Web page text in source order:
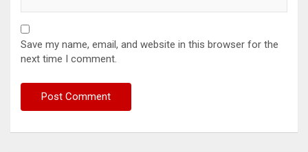
Save my name, email, and website in this browser for the
next time I comment.